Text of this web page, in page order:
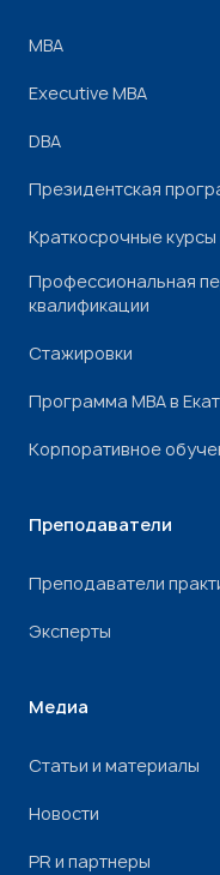
МВА
Executive MBA
DBA
Президентская
Краткосрочные курсы
Профессиональная
квалификации
Стажировки
Программа МВА в
Корпоративное
Преподаватели
Преподаватели
Эксперты
Медиа
Статьи и материалы
Новости
PR и партнеры